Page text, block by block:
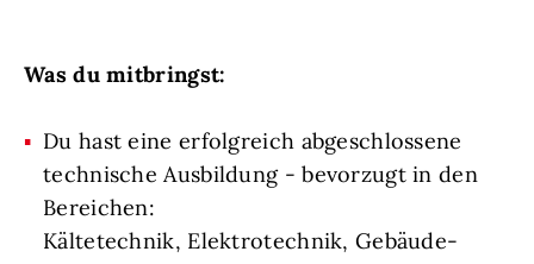
Was du mitbringst:
Du hast eine erfolgreich abgeschlossene
technische Ausbildung - bevorzugt in den
Bereichen:
Kältetechnik, Elektrotechnik, Gebäude-